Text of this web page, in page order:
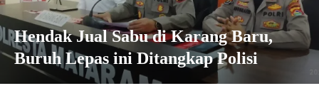
Hendak Jual Sabu di Karang Baru,
Buruh Lepas ini Ditangkap Polisi